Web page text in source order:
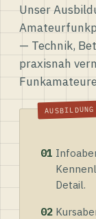
Unser
— Technik,
praxisnah
01
Detail.
02